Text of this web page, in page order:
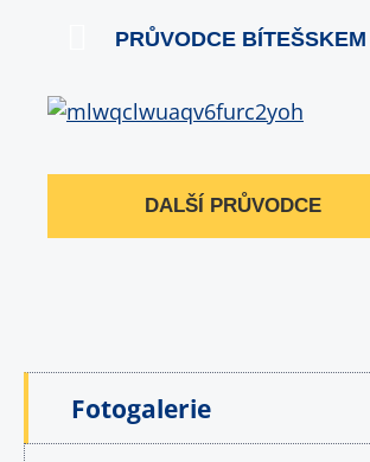
PRŮVODCE BÍTEŠSKEM
DALŠÍ PRŮVODCE
Fotogalerie